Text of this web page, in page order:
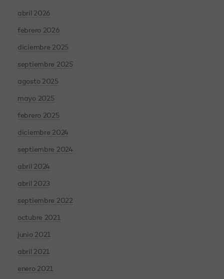
abril 2026
febrero 2026
diciembre 2025
septiembre 2025
agosto 2025
mayo 2025
febrero 2025
diciembre 2024
septiembre 2024
abril 2024
abril 2023
septiembre 2022
octubre 2021
junio 2021
abril 2021
enero 2021